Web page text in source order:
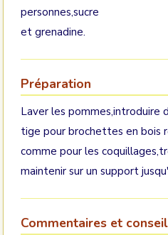
personnes,sucre
et grenadine.
Préparation
Laver les pommes,introduire
tige pour brochettes en bois
comme pour les
maintenir sur un support
Commentaires et